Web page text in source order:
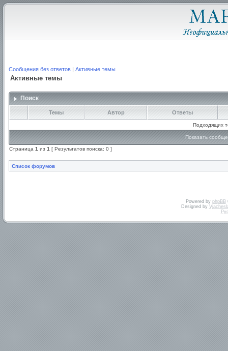
Сообщения без ответов | Активные темы
Активные темы
Поиск
Темы Автор Ответы
Подходящих
Показать
Страница 1 из 1 [ Результатов поиска: 0 ]
Список форумов
Powered by phpBB
Designed by